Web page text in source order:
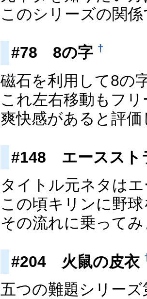
このシリーズの関
#78 8の字 †
磁石を利用して8の
これ左右移動もフ
爽快感があると評
#148 エーススト
タイトル元ネタは
この頃キリンに野
その流れに乗って
#204 火鼠の皮衣
五つの難題シリーズ